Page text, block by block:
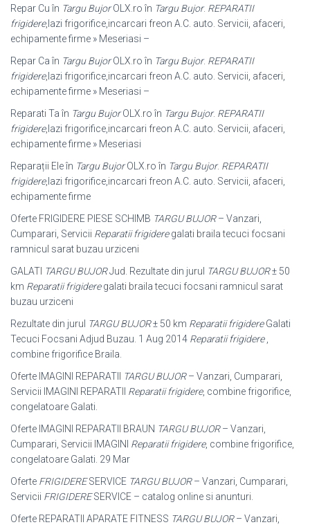
Repar Cu în Targu BujorOLX.ro în Targu Bujor. REPARATII
frigidere,lazi frigorifice,incarcari freon A.C. auto. Servicii, afaceri,
echipamente firme » Meseriasi –
Repar Ca în Targu BujorOLX.ro în Targu Bujor. REPARATII
frigidere,lazi frigorifice,incarcari freon A.C. auto. Servicii, afaceri,
echipamente firme » Meseriasi –
Reparati Ta în Targu BujorOLX.ro în Targu Bujor. REPARATII
frigidere,lazi frigorifice,incarcari freon A.C. auto. Servicii, afaceri,
echipamente firme » Meseriasi
Reparații Ele în Targu BujorOLX.ro în Targu Bujor. REPARATII
frigidere,lazi frigorifice,incarcari freon A.C. auto. Servicii, afaceri,
echipamente firme
Oferte FRIGIDERE PIESE SCHIMB TARGU BUJOR– Vanzari,
Cumparari, Servicii Reparatii frigideregalati braila tecuci focsani
ramnicul sarat buzau urziceni
GALATI TARGU BUJORJud. Rezultate din jurul TARGU BUJOR± 50
km Reparatii frigideregalati braila tecuci focsani ramnicul sarat
buzau urziceni
Rezultate din jurul TARGU BUJOR± 50 km Reparatii frigidereGalati
Tecuci Focsani Adjud Buzau. 1 Aug 2014 Reparatii frigidere,
combine frigorifice Braila.
Oferte IMAGINI REPARATII
TARGU BUJOR– Vanzari, Cumparari,
Servicii IMAGINI REPARATII Reparatii frigidere, combine frigorifice,
congelatoare Galati.
Oferte IMAGINI REPARATII BRAUN TARGU BUJOR– Vanzari,
Cumparari, Servicii IMAGINI Reparatii frigidere, combine frigorifice,
congelatoare Galati. 29 Mar
Oferte FRIGIDERESERVICE TARGU BUJOR– Vanzari, Cumparari,
Servicii FRIGIDERESERVICE – catalog online si anunturi.
Oferte REPARATII APARATE FITNESS TARGU BUJOR– Vanzari,